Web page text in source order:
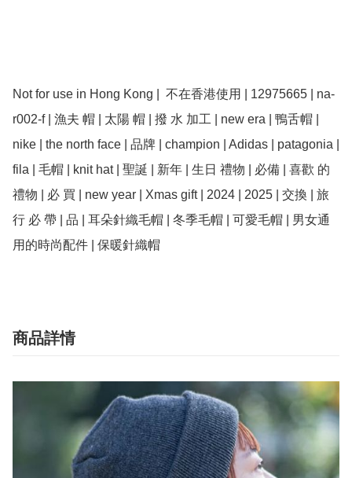
Not for use in Hong Kong |  不在香港使用 | 12975665 | na-
r002-f | 漁夫 帽 | 太陽 帽 | 撥 水 加工 | new era | 鴨舌帽 |
nike | the north face | 品牌 | champion | Adidas | patagonia |
fila | 毛帽 | knit hat | 聖誕 | 新年 | 生日 禮物 | 必備 | 喜歡 的
禮物 | 必 買 | new year | Xmas gift | 2024 | 2025 | 交換 | 旅
行 必 帶 | 品 | 耳朵針織毛帽 | 冬季毛帽 | 可愛毛帽 | 男女通
商品詳情